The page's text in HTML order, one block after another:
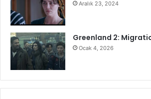
Aralık 23, 2024
Greenland 2:
Ocak 4, 2026